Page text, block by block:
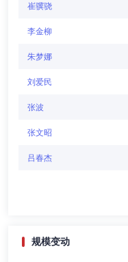
张谦
张谦先生：现任富国
高峰
崔骥骁
李金柳
朱梦娜
刘爱民
张波
张文昭
吕春杰
规模变动